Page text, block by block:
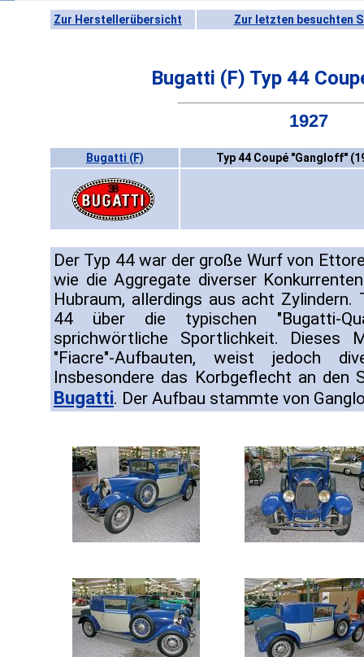
Zur Herstellerübersicht Zur letzten besuchten
Bugatti (F) Typ 44
1927
Bugatti (F) Typ 44 Coupé "Gangloff"
Der Typ 44 war der große Wurf von
wie die Aggregate diverser
Hubraum, allerdings aus acht
44 über die typischen "Bugatti-
sprichwörtliche Sportlichkeit. Dieses
"Fiacre"-Aufbauten, weist jedoch
Insbesondere das Korbgeflecht an den
Bugatti. Der Aufbau stammte von